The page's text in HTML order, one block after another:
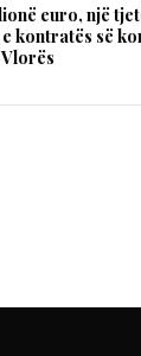
euro, një
kontratës së